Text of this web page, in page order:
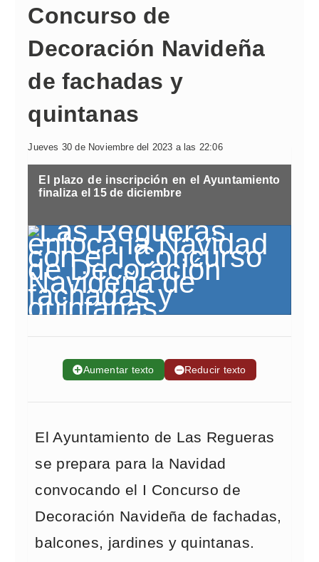
Concurso de
Decoración Navideña
de fachadas y
quintanas
Jueves 30 de Noviembre del 2023 a las 22:06
El plazo de inscripción en el Ayuntamiento
finaliza el 15 de diciembre
➕Aumentar texto ➖Reducir texto
El Ayuntamiento de Las Regueras
se prepara para la Navidad
convocando el I Concurso de
Decoración Navideña de fachadas,
balcones, jardines y quintanas.